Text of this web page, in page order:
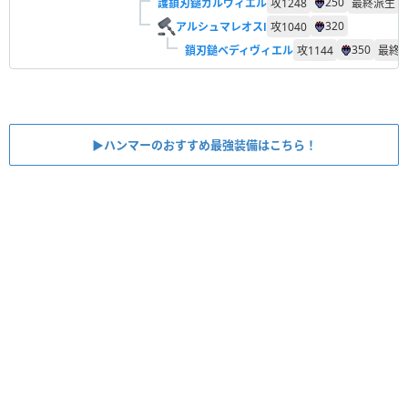
アルシュマレオスⅠ 攻1040
320
鎖刃鎚ベディヴィエル 攻1144 350 最終
▶︎ハンマーのおすすめ最強装備はこちら！